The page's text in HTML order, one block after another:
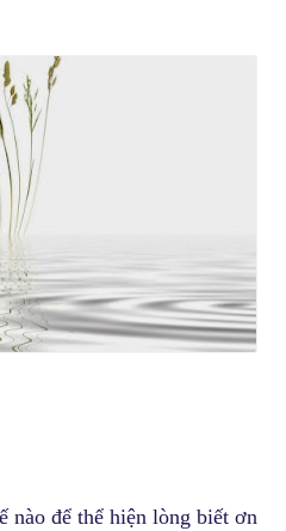
nào để thể hiện lòng biết ơn